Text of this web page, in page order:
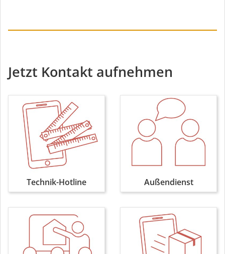
Jetzt Kontakt aufnehmen
Technik-Hotline Außendienst